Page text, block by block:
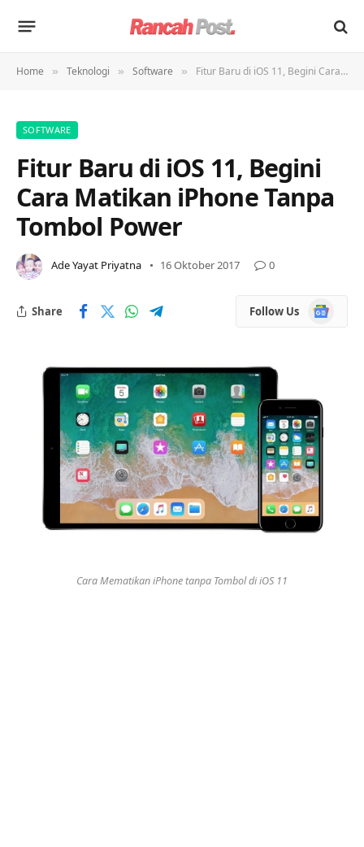
Home » Teknologi » Software » Fitur Baru di iOS 11, Begini Cara Matikan iPhone Tanpa Tombol Power
SOFTWARE
Fitur Baru di iOS 11, Begini
Cara Matikan iPhone Tanpa
Tombol Power
Ade Yayat Priyatna 16 Oktober 2017 0
Share Follow Us
Google
News
Cara Mematikan iPhone tanpa Tombol di iOS 11